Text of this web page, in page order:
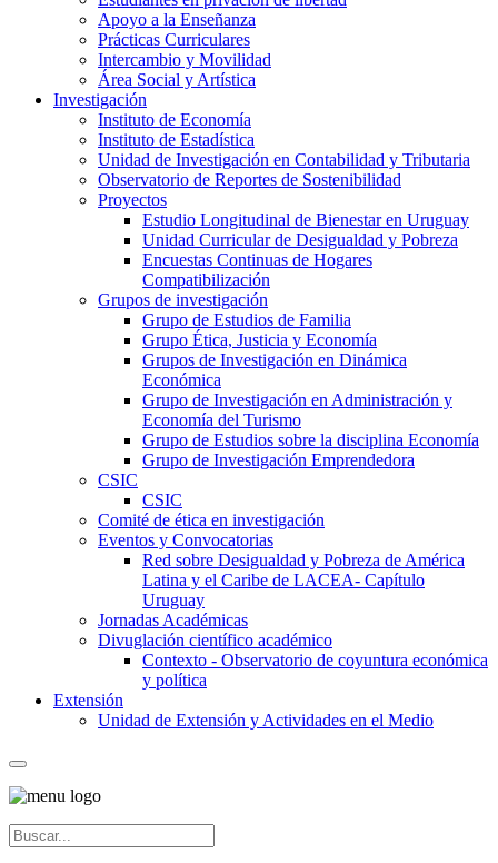
Apoyo a la Enseñanza
Prácticas Curriculares
Intercambio y Movilidad
Área Social y Artística
Investigación
Instituto de Economía
Instituto de Estadística
Unidad de Investigación en Contabilidad y Tributaria
Observatorio de Reportes de Sostenibilidad
Proyectos
Estudio Longitudinal de Bienestar en Uruguay
Unidad Curricular de Desigualdad y Pobreza
Encuestas Continuas de Hogares
Compatibilización
Grupos de investigación
Grupo de Estudios de Familia
Grupo Ética, Justicia y Economía
Grupos de Investigación en Dinámica
Económica
Grupo de Investigación en Administración y
Economía del Turismo
Grupo de Estudios sobre la disciplina Economía
Grupo de Investigación Emprendedora
CSIC
CSIC
Comité de ética en investigación
Eventos y Convocatorias
Red sobre Desigualdad y Pobreza de América
Latina y el Caribe de LACEA- Capítulo
Uruguay
Jornadas Académicas
Divuglación científico académico
Contexto - Observatorio de coyuntura económica
y política
Extensión
Unidad de Extensión y Actividades en el Medio